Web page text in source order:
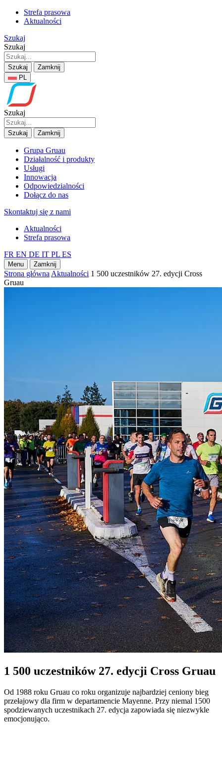
Strefa prasowa
Aktualności
Szukaj
Szukaj
Szukaj
Zamknij
PL
Szukaj
Szukaj Zamknij
Grupa Gruau
Działalność i produkty
Usługi
Innowacja
Odpowiedzialności
Dołącz do nas
Skontaktuj się z nami
Aktualności
Strefa prasowa
FR EN DE IT PL ES
Menu Zamknij
Strona główna Aktualności 1 500 uczestników 27. edycji Cross
Gruau
1 500 uczestników 27. edycji Cross Gruau
Od 1988 roku Gruau co roku organizuje najbardziej ceniony bieg
przełajowy dla firm w departamencie Mayenne. Przy niemal 1500
spodziewanych uczestnikach 27. edycja zapowiada się niezwykle
emocjonująco.